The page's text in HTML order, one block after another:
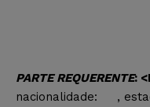
PARTE REQUERENTE:
nacionalidade:
,